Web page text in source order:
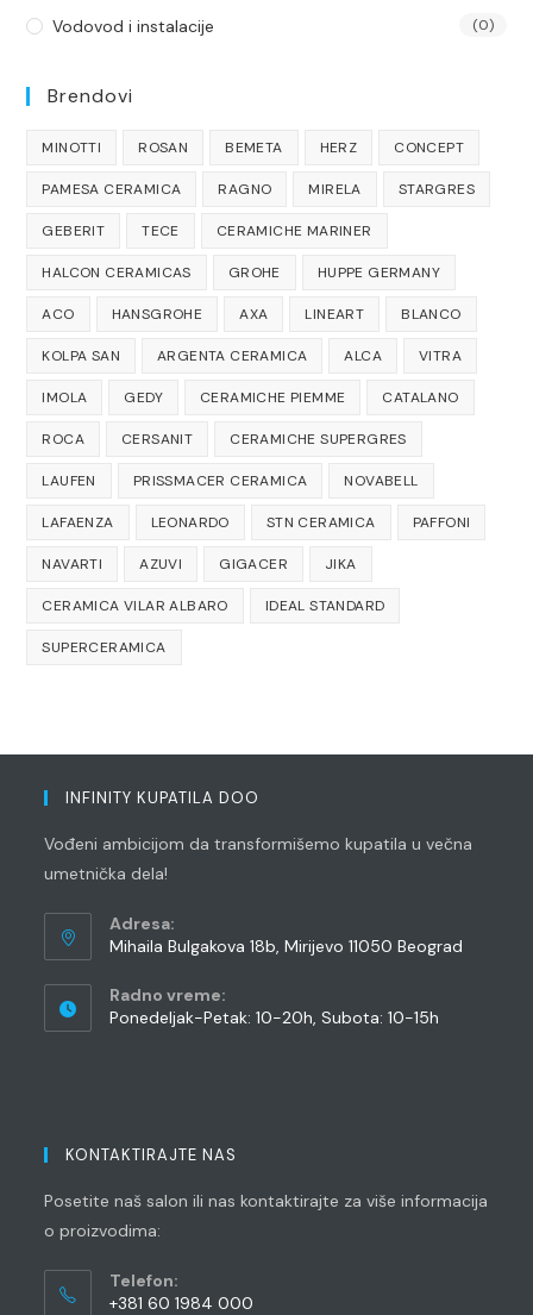
Vodovod i instalacije (0)
Brendovi
MINOTTI ROSAN BEMETA HERZ CONCEPT
PAMESA CERAMICA RAGNO MIRELA STARGRES
GEBERIT TECE CERAMICHE MARINER
HALCON CERAMICAS GROHE HUPPE GERMANY
ACO HANSGROHE AXA LINEART BLANCO
KOLPA SAN ARGENTA CERAMICA ALCA VITRA
IMOLA GEDY CERAMICHE PIEMME CATALANO
ROCA CERSANIT CERAMICHE SUPERGRES
LAUFEN PRISSMACER CERAMICA NOVABELL
LAFAENZA LEONARDO STN CERAMICA PAFFONI
NAVARTI AZUVI GIGACER JIKA
CERAMICA VILAR ALBARO IDEAL STANDARD
SUPERCERAMICA
INFINITY KUPATILA DOO
Vođeni ambicijom da transformišemo kupatila u večna
umetnička dela!
Adresa:
Mihaila Bulgakova 18b, Mirijevo 11050 Beograd
Radno vreme:
Ponedeljak-Petak: 10-20h, Subota: 10-15h
KONTAKTIRAJTE NAS
Posetite naš salon ili nas kontaktirajte za više informacija
o proizvodima:
Telefon:
+381 60 1984 000